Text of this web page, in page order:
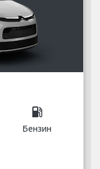
local_gas_station
Бензин